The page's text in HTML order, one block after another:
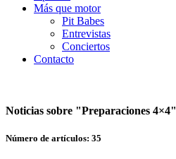
Más que motor
Pit Babes
Entrevistas
Conciertos
Contacto
Noticias sobre "Preparaciones 4×4"
Número de artículos: 35